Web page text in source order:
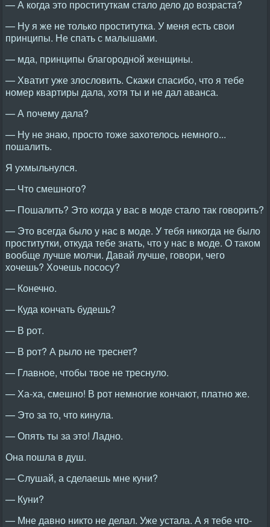
— А когда это проституткам стало дело до возраста?
— Ну я же не только проститутка. У меня есть свои
принципы. Не спать с малышами.
— мда, принципы благородной женщины.
— Хватит уже злословить. Скажи спасибо, что я тебе
номер квартиры дала, хотя ты и не дал аванса.
— А почему дала?
— Ну не знаю, просто тоже захотелось немного...
пошалить.
Я ухмыльнулся.
— Что смешного?
— Пошалить? Это когда у вас в моде стало так говорить?
— Это всегда было у нас в моде. У тебя никогда не было
проститутки, откуда тебе знать, что у нас в моде. О таком
вообще лучше молчи. Давай лучше, говори, чего
хочешь? Хочешь пососу?
— Конечно.
— Куда кончать будешь?
— В рот.
— В рот? А рыло не треснет?
— Главное, чтобы твое не треснуло.
— Ха-ха, смешно! В рот немногие кончают, платно же.
— Это за то, что кинула.
— Опять ты за это! Ладно.
Она пошла в душ.
— Слушай, а сделаешь мне куни?
— Куни?
— Мне давно никто не делал. Уже устала. А я тебе что-